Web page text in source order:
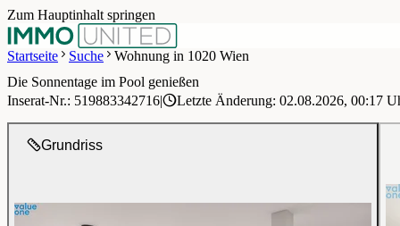
Zum Hauptinhalt springen
Startseite
Suche Wohnung in 1020 Wien
1 / 30
Grundriss
Die Sonnentage im Pool genießen
Inserat-Nr.: 519883342716| Letzte Änderung: 02.08.2026, 00:17